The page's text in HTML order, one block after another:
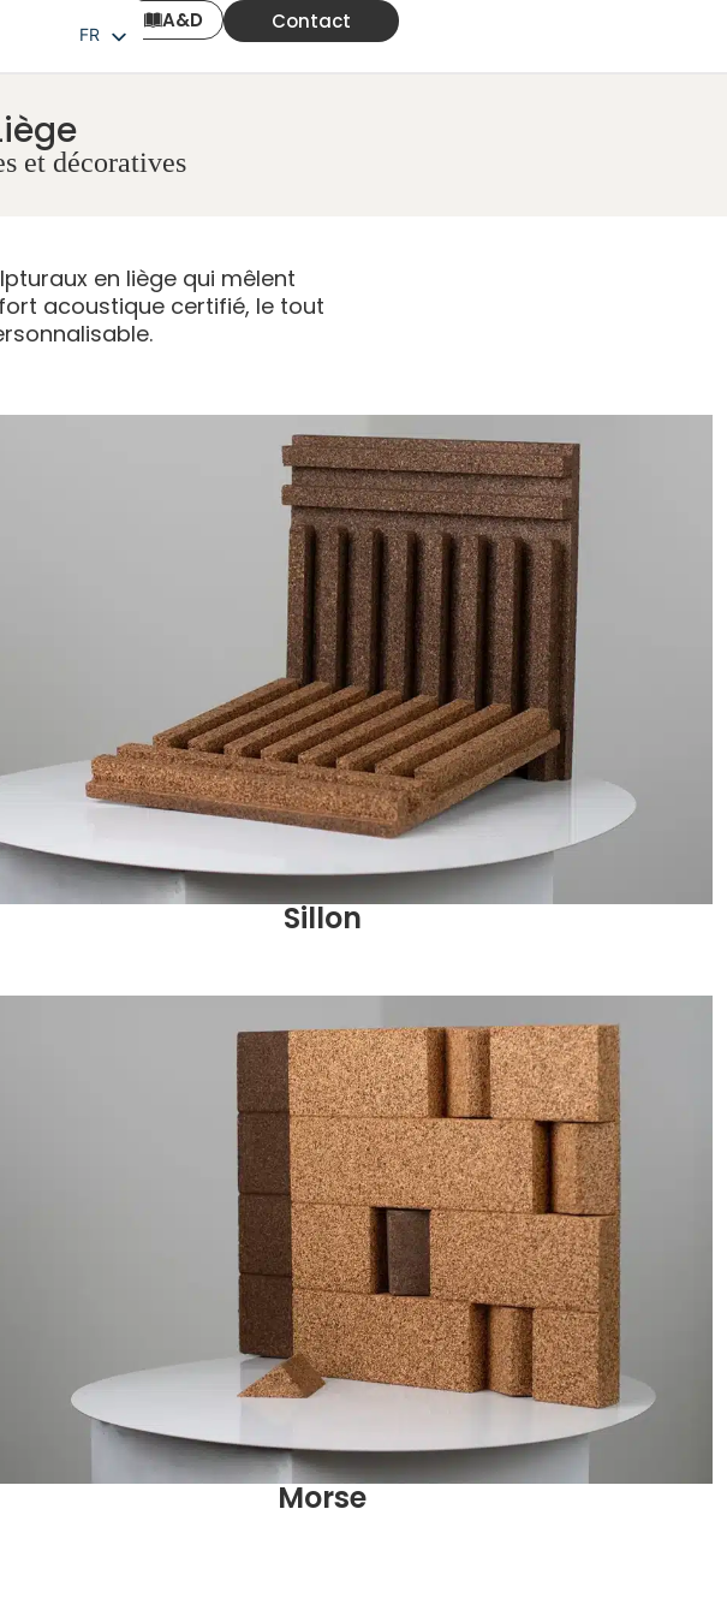
FR
A&D Contact
et décoratives
en liège qui mêlent
acoustique certifié, le tout
Sillon
Morse